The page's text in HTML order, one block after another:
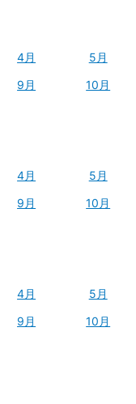
4月
5月
9月
10月
4月
5月
9月
10月
4月
5月
9月
10月